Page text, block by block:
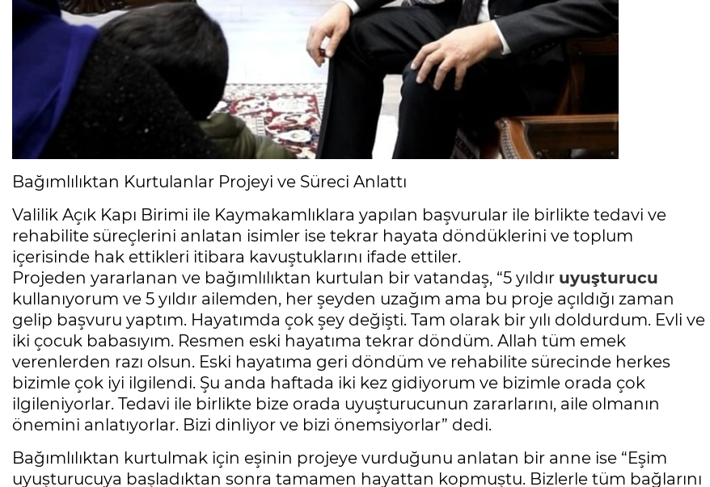
Bağımlılıktan Kurtulanlar Projeyi ve Süreci Anlattı
Valilik Açık Kapı Birimi ile Kaymakamlıklara yapılan başvurular ile birlikte tedavi ve
rehabilite süreçlerini anlatan isimler ise tekrar hayata döndüklerini ve toplum
içerisinde hak ettikleri itibara kavuştuklarını ifade ettiler.
Projeden yararlanan ve bağımlılıktan kurtulan bir vatandaş, “5 yıldır uyuşturucu
kullanıyorum ve 5 yıldır ailemden, her şeyden uzağım ama bu proje açıldığı zaman
gelip başvuru yaptım. Hayatımda çok şey değişti. Tam olarak bir yılı doldurdum. Evli ve
iki çocuk babasıyım. Resmen eski hayatıma tekrar döndüm. Allah tüm emek
verenlerden razı olsun. Eski hayatıma geri döndüm ve rehabilite sürecinde herkes
bizimle çok iyi ilgilendi. Şu anda haftada iki kez gidiyorum ve bizimle orada çok
ilgileniyorlar. Tedavi ile birlikte bize orada uyuşturucunun zararlarını, aile olmanın
önemini anlatıyorlar. Bizi dinliyor ve bizi önemsiyorlar” dedi.
Bağımlılıktan kurtulmak için eşinin projeye vurduğunu anlatan bir anne ise “Eşim
uyuşturucuya başladıktan sonra tamamen hayattan kopmuştu. Bizlerle tüm bağlarını